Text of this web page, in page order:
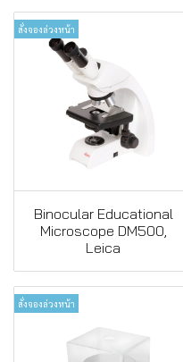
สั่งจองล่วงหน้า
Binocular Educational
Microscope DM500,
Leica
สั่งจองล่วงหน้า